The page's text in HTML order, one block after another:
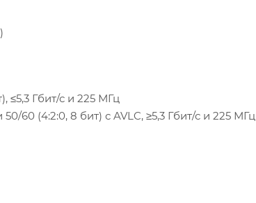
≤5,3 Гбит/с и 225 МГц
60 (4:2:0, 8 бит) с AVLC, ≥5,3 Гбит/с и 225 МГц